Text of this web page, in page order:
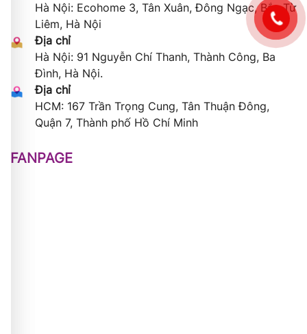
Hà Nội: Ecohome 3, Tân Xuân, Đông Ngạc, Bắc Từ
Liêm, Hà Nội
Địa chỉ
Hà Nội: 91 Nguyễn Chí Thanh, Thành Công, Ba
Đình, Hà Nội.
Địa chỉ
HCM: 167 Trần Trọng Cung, Tân Thuận Đông,
Quận 7, Thành phố Hồ Chí Minh
FANPAGE